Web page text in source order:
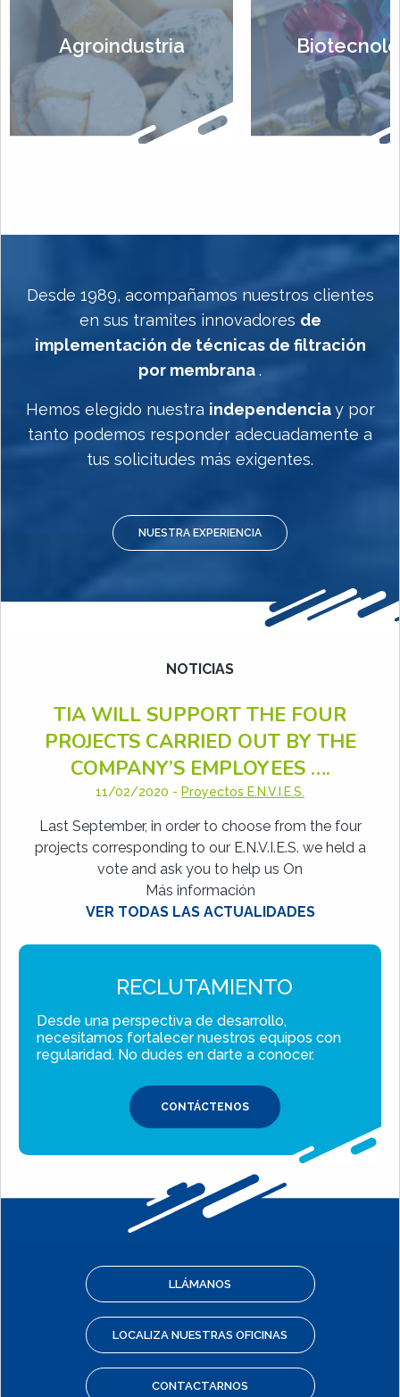
Agroindustria
Desde 1989, acompañamos nuestros clientes
en sus tramites innovadores de
implementación de técnicas de filtración
por membrana.
Hemos elegido nuestra independenciay por
tanto podemos responder adecuadamente a
tus solicitudes más exigentes.
NUESTRA EXPERIENCIA
NOTICIAS
TIA WILL SUPPORT THE FOUR
PROJECTS CARRIED OUT BY THE
COMPANY’S EMPLOYEES ….
11/02/2020 - Proyectos E.N.V.I.E.S.
Last September, in order to choose from the four
projects corresponding to our E.N.V.I.E.S. we held a
vote and ask you to help us On
Más información
VER TODAS LAS ACTUALIDADES
RECLUTAMIENTO
Desde una perspectiva de desarrollo,
necesitamos fortalecer nuestros equipos con
regularidad. No dudes en darte a conocer.
CONTÁCTENOS
LLÁMANOS
LOCALIZA NUESTRAS OFICINAS
CONTACTARNOS